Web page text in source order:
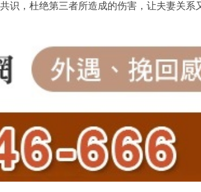
识，杜绝第三者所造成的伤害，让夫妻关系